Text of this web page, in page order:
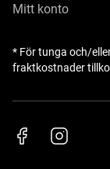
Mitt konto
* För tunga och/
fraktkostnader